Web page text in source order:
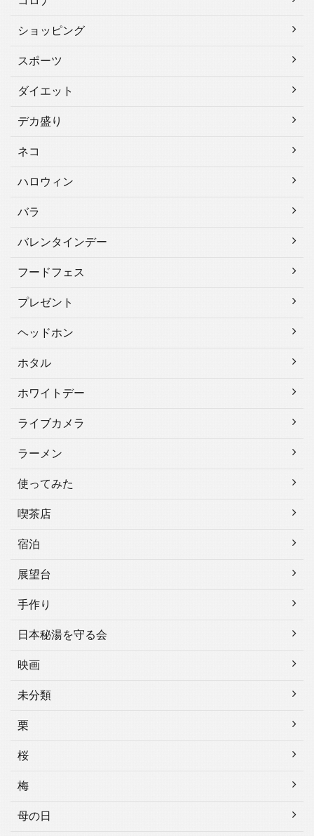
ショッピング
スポーツ
ダイエット
デカ盛り
ネコ
ハロウィン
バラ
バレンタインデー
フードフェス
プレゼント
ヘッドホン
ホタル
ホワイトデー
ライブカメラ
ラーメン
使ってみた
喫茶店
宿泊
展望台
手作り
日本秘湯を守る会
映画
未分類
栗
桜
梅
母の日